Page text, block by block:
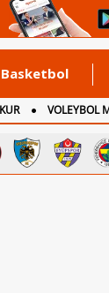
Basketbol
VOLEYBOL